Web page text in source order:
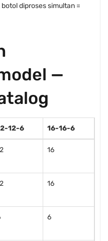
diproses simultan =
—
12-6 16-16-6
16
16
6